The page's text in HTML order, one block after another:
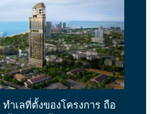
ทำเลที่ตั้งของโครงการถือ